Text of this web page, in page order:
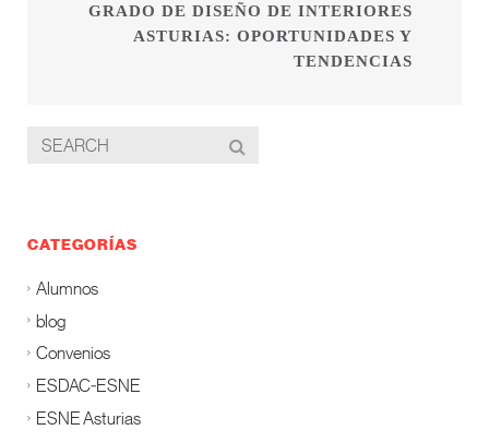
GRADO DE DISEÑO DE INTERIORES
ASTURIAS: OPORTUNIDADES Y
TENDENCIAS
CATEGORÍAS
Alumnos
blog
Convenios
ESDAC-ESNE
ESNE Asturias